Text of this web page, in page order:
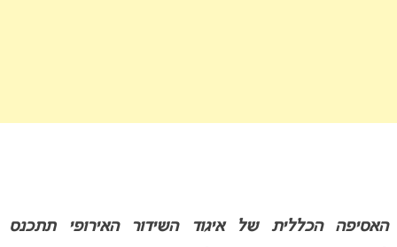
האסיפה הכללית של איגוד השידור האירופי תתכנס